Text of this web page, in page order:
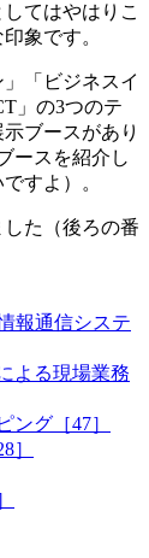
てはやはりこ
象です。
「ビジネスイ
」の3つのテ
ブースがあり
ースを紹介し
すよ）。
た（後ろの番
報通信システ
よる現場業務
グ［47］
］